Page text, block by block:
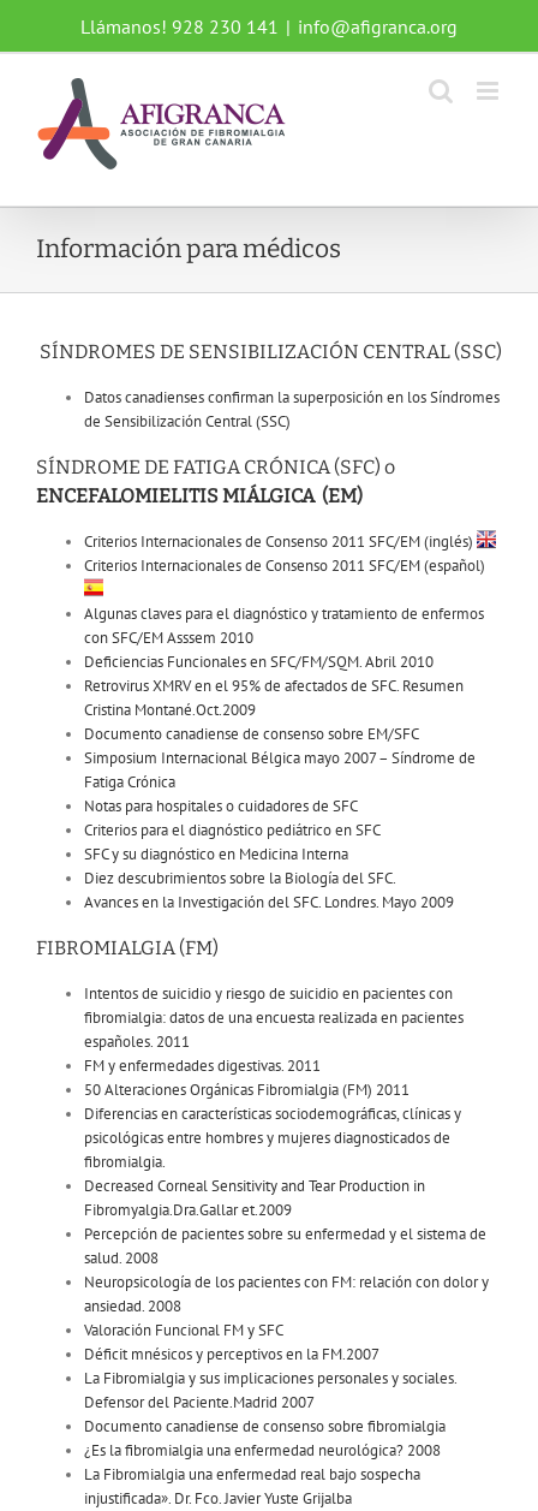
contenido
Llámanos! 928 230 141 | info@afigranca.org
Información para médicos
SÍNDROMES DE SENSIBILIZACIÓN CENTRAL (SSC)
Datos canadienses confirman la superposición en los Síndromes
de Sensibilización Central (SSC)
SÍNDROME DE FATIGA CRÓNICA (SFC) o
ENCEFALOMIELITIS MIÁLGICA (EM)
Criterios Internacionales de Consenso 2011 SFC/EM (inglés)
Criterios Internacionales de Consenso 2011 SFC/EM (español)
Algunas claves para el diagnóstico y tratamiento de enfermos
con SFC/EM Asssem 2010
Deficiencias Funcionales en SFC/FM/SQM. Abril 2010
Retrovirus XMRV en el 95% de afectados de SFC. Resumen
Cristina Montané.Oct.2009
Documento canadiense de consenso sobre EM/SFC
Simposium Internacional Bélgica mayo 2007 – Síndrome de
Fatiga Crónica
Notas para hospitales o cuidadores de SFC
Criterios para el diagnóstico pediátrico en SFC
SFC y su diagnóstico en Medicina Interna
Diez descubrimientos sobre la Biología del SFC.
Avances en la Investigación del SFC. Londres. Mayo 2009
FIBROMIALGIA (FM)
Intentos de suicidio y riesgo de suicidio en pacientes con
fibromialgia: datos de una encuesta realizada en pacientes
españoles. 2011
FM y enfermedades digestivas. 2011
50 Alteraciones Orgánicas Fibromialgia (FM) 2011
Diferencias en características sociodemográficas, clínicas y
psicológicas entre hombres y mujeres diagnosticados de
fibromialgia.
Decreased Corneal Sensitivity and Tear Production in
Fibromyalgia.Dra.Gallar et.2009
Percepción de pacientes sobre su enfermedad y el sistema de
salud. 2008
Neuropsicología de los pacientes con FM: relación con dolor y
ansiedad. 2008
Valoración Funcional FM y SFC
Déficit mnésicos y perceptivos en la FM.2007
La Fibromialgia y sus implicaciones personales y sociales.
Defensor del Paciente.Madrid 2007
Documento canadiense de consenso sobre fibromialgia
¿Es la fibromialgia una enfermedad neurológica? 2008
La Fibromialgia una enfermedad real bajo sospecha
injustificada». Dr. Fco. Javier Yuste Grijalba